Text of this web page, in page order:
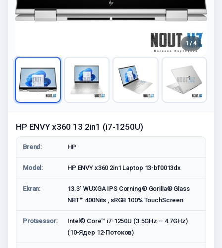
1 / 4
HP ENVY x360 13 2in1 (i7-1250U)
Brend: HP
Model: HP ENVY x360 2in1 Laptop 13-bf0013dx
Ekran:
13.3" WUXGA IPS Corning® Gorilla® Glass
NBT™ 400Nits , sRGB 100% TouchScreen
Protsessor:
Intel® Core™ i7-1250U (3.5GHz – 4.7GHz)
(10-Ядeр 12-Потоков)